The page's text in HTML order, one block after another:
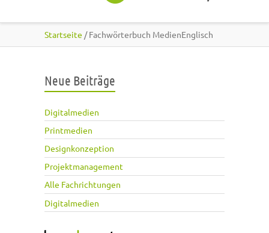
Startseite / Fachwörterbuch MedienEnglisch
Neue Beiträge
Digitalmedien
Printmedien
Designkonzeption
Projektmanagement
Alle Fachrichtungen
Digitalmedien